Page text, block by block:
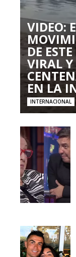
VIDEO:
DE
VIRAL
EN LA
INTERNACIONAL